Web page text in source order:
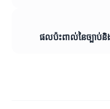
ផលប៉ះពាល់នៃច្បាប់និ